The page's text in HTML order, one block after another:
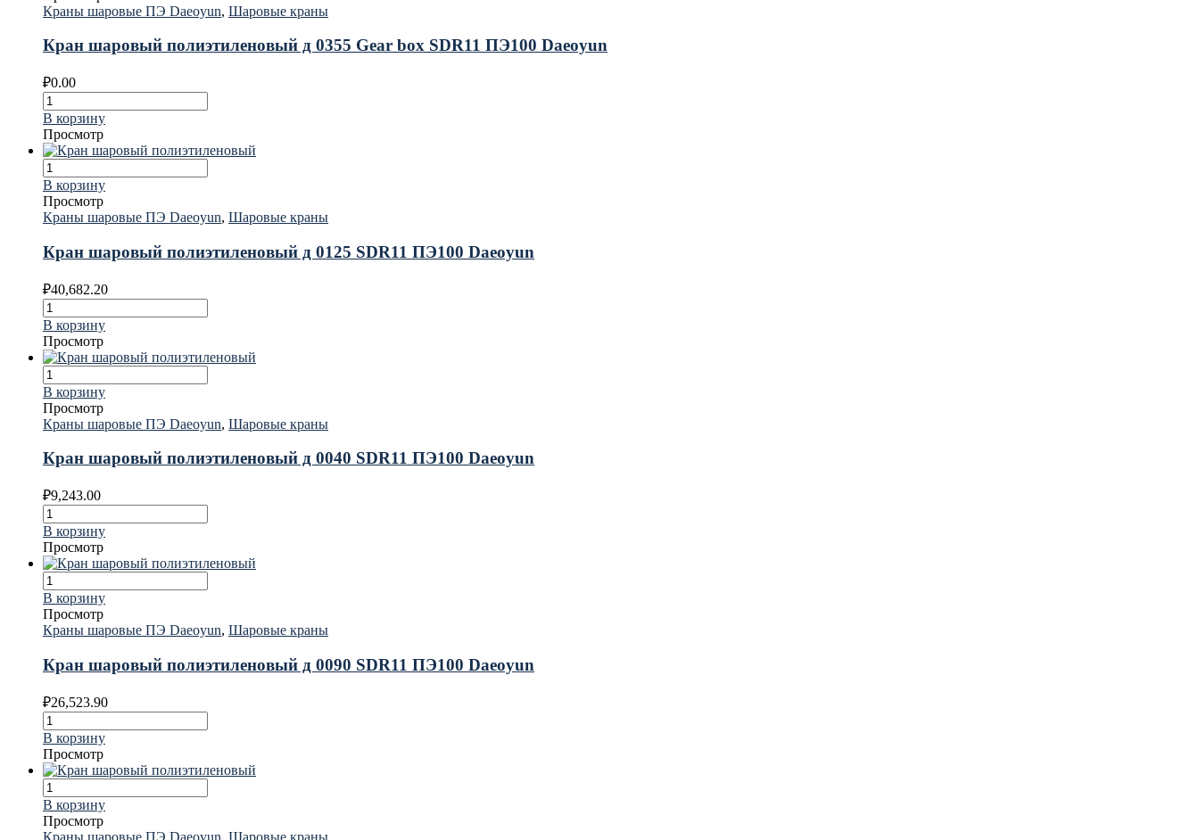
Краны шаровые ПЭ Daeoyun, Шаровые краны
Кран шаровый полиэтиленовый д 0355 Gear box SDR11 ПЭ100 Daeoyun
₽0.00
В корзину
Просмотр
В корзину
Просмотр
Краны шаровые ПЭ Daeoyun, Шаровые краны
Кран шаровый полиэтиленовый д 0125 SDR11 ПЭ100 Daeoyun
₽40,682.20
В корзину
Просмотр
В корзину
Просмотр
Краны шаровые ПЭ Daeoyun, Шаровые краны
Кран шаровый полиэтиленовый д 0040 SDR11 ПЭ100 Daeoyun
₽9,243.00
В корзину
Просмотр
В корзину
Просмотр
Краны шаровые ПЭ Daeoyun, Шаровые краны
Кран шаровый полиэтиленовый д 0090 SDR11 ПЭ100 Daeoyun
₽26,523.90
В корзину
Просмотр
В корзину
Просмотр
Краны шаровые ПЭ Daeoyun Шаровые краны